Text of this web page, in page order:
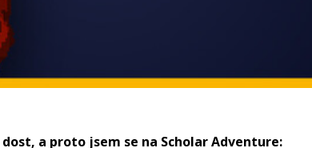
a proto jsem se na Scholar Adventure: